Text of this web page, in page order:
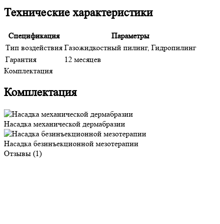
Технические характеристики
Спецификация
Параметры
Тип воздействия Газожидкостный пилинг, Гидропилинг
Гарантия
12 месяцев
Комплектация
Комплектация
Насадка механической дермабразии
Насадка безинъекционной мезотерапии
Отзывы (1)